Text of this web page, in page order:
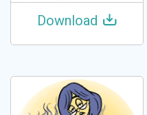
Download